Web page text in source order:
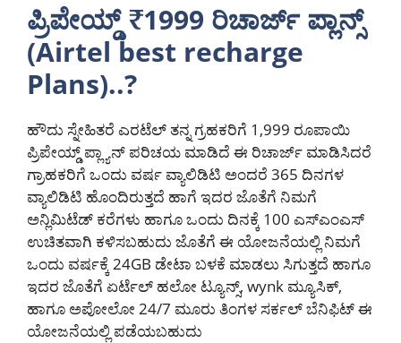
ಪ್ರಿಪೇಯ್ಡ್ ₹1999 ರಿಚಾರ್ಜ್ ಪ್ಲಾನ್ಸ್
(Airtel best recharge
Plans)..?
ಹೌದು ಸ್ನೇಹಿತರೆ ಎರಟೆಲ್ ತನ್ನ ಗ್ರಹಕರಿಗೆ 1,999 ರೂಪಾಯಿ
ಪ್ರಿಪೇಯ್ಡ್ ಪ್ಲ್ಯಾನ್ ಪರಿಚಯ ಮಾಡಿದೆ ಈ ರಿಚಾರ್ಜ್ ಮಾಡಿಸಿದರೆ
ಗ್ರಾಹಕರಿಗೆ ಒಂದು ವರ್ಷ ವ್ಯಾಲಿಡಿಟಿ ಅಂದರೆ 365 ದಿನಗಳ
ವ್ಯಾಲಿಡಿಟಿ ಹೊಂದಿರುತ್ತದೆ ಹಾಗೆ ಇದರ ಜೊತೆಗೆ ನಿಮಗೆ
ಅನ್ಲಿಮಿಟೆಡ್ ಕರೆಗಳು ಹಾಗೂ ಒಂದು ದಿನಕ್ಕೆ 100 ಎಸ್ಎಂಎಸ್
ಉಚಿತವಾಗಿ ಕಳಿಸಬಹುದು ಜೊತೆಗೆ ಈ ಯೋಜನೆಯಲ್ಲಿ ನಿಮಗೆ
ಒಂದು ವರ್ಷಕ್ಕೆ 24GB ಡೇಟಾ ಬಳಕೆ ಮಾಡಲು ಸಿಗುತ್ತದೆ ಹಾಗೂ
ಇದರ ಜೊತೆಗೆ ಏರ್ಟೆಲ್ ಹಲೋ ಟ್ಯೂನ್ಸ್, wynk ಮ್ಯೂಸಿಕ್,
ಹಾಗೂ ಅಪೋಲೋ 24/7 ಮೂರು ತಿಂಗಳ ಸರ್ಕಲ್ ಬೆನಿಫಿಟ್ ಈ
ಯೋಜನೆಯಲ್ಲಿ ಪಡೆಯಬಹುದು